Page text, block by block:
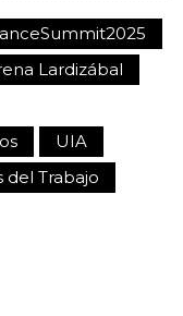
Lardizábal
UIA
del Trabajo